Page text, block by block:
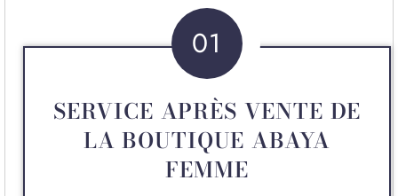
01
SERVICE APRÈS VENTE DE
LA BOUTIQUE ABAYA
FEMME